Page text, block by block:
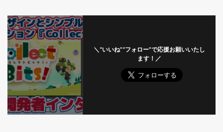
＼“いいね”“フォロー”で応援お願いいたし
ます！／